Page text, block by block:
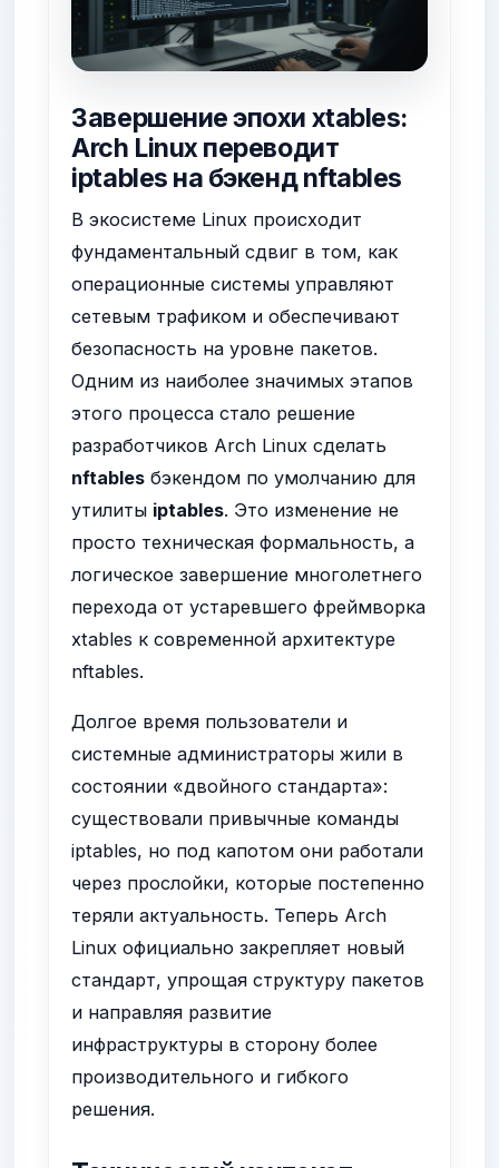
Завершение эпохи xtables:
Arch Linux переводит
iptables на бэкенд nftables
В экосистеме Linux происходит
фундаментальный сдвиг в том, как
операционные системы управляют
сетевым трафиком и обеспечивают
безопасность на уровне пакетов.
Одним из наиболее значимых этапов
этого процесса стало решение
разработчиков Arch Linux сделать
nftables бэкендом по умолчанию для
утилиты iptables. Это изменение не
просто техническая формальность, а
логическое завершение многолетнего
перехода от устаревшего фреймворка
xtables к современной архитектуре
nftables.
Долгое время пользователи и
системные администраторы жили в
состоянии «двойного стандарта»:
существовали привычные команды
iptables, но под капотом они работали
через прослойки, которые постепенно
теряли актуальность. Теперь Arch
Linux официально закрепляет новый
стандарт, упрощая структуру пакетов
и направляя развитие
инфраструктуры в сторону более
производительного и гибкого
решения.